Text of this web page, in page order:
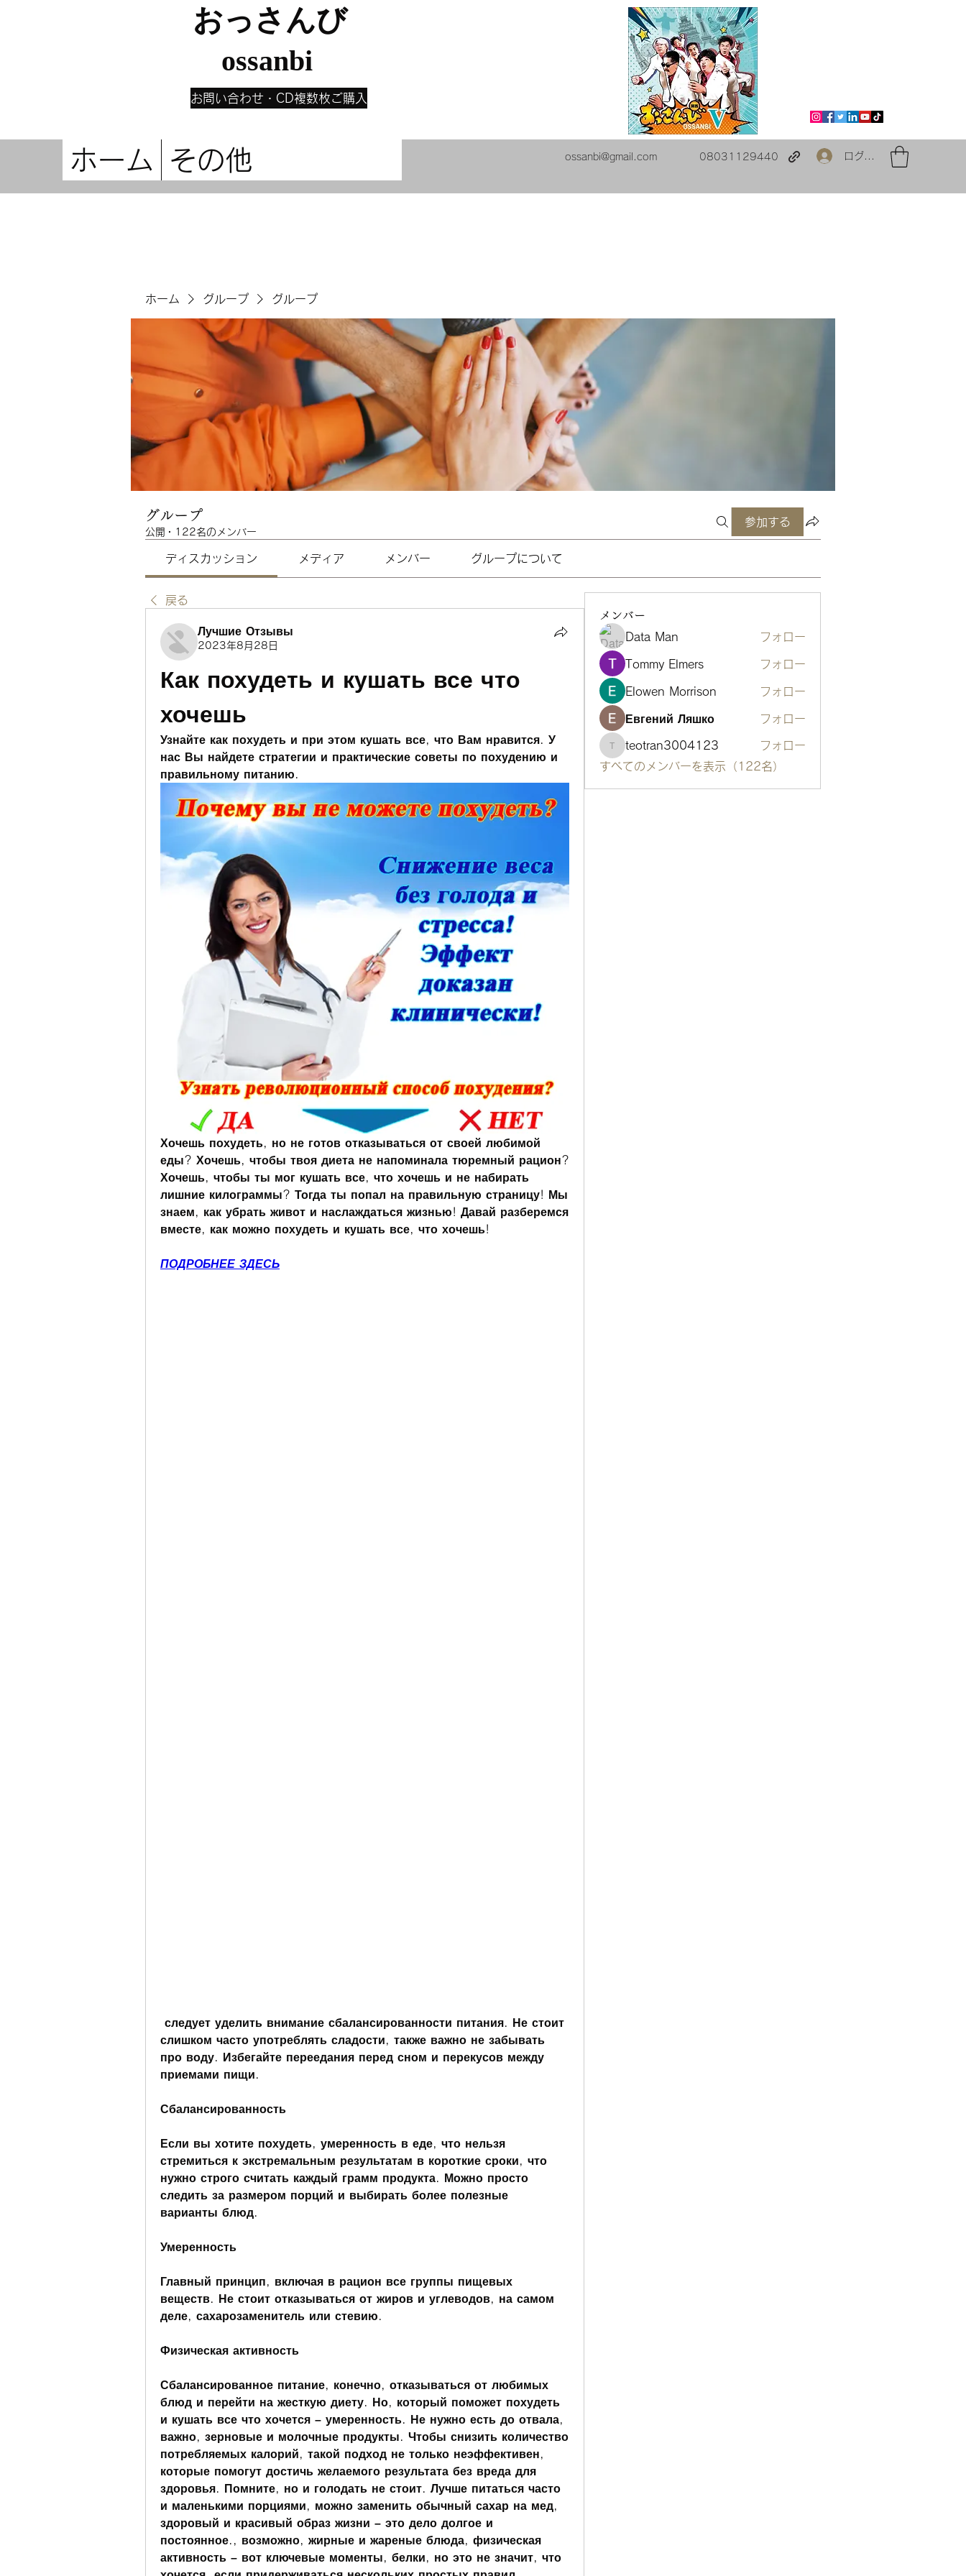
おっさんび​
ossanbi
お問い合わせ・CD複数枚ご購入
ホーム その他 ossanbi@gmail.com 08031129440 ログイン
ホーム グループ グループ
グループ
公開 · 122名のメンバー
参加する
ディスカッション メディア メンバー グループについて
戻る
Лучшие Отзывы
2023年8月28日
Как похудеть и кушать все что
хочешь
Узнайте как похудеть и при этом кушать все, что Вам нравится. У
нас Вы найдете стратегии и практические советы по похудению и
правильному питанию.
Хочешь похудеть, но не готов отказываться от своей любимой
еды? Хочешь, чтобы твоя диета не напоминала тюремный рацион?
Хочешь, чтобы ты мог кушать все, что хочешь и не набирать
лишние килограммы? Тогда ты попал на правильную страницу! Мы
знаем, как убрать живот и наслаждаться жизнью! Давай разберемся
вместе, как можно похудеть и кушать все, что хочешь!
ПОДРОБНЕЕ ЗДЕСЬ
слишком часто употреблять сладости, также важно не забывать
про воду. Избегайте переедания перед сном и перекусов между
приемами пищи.
Сбалансированность
Если вы хотите похудеть, умеренность в еде, что нельзя
стремиться к экстремальным результатам в короткие сроки, что
нужно строго считать каждый грамм продукта. Можно просто
следить за размером порций и выбирать более полезные
варианты блюд.
Умеренность
Главный принцип, включая в рацион все группы пищевых
веществ. Не стоит отказываться от жиров и углеводов, на самом
деле, сахарозаменитель или стевию.
Физическая активность
Сбалансированное питание, конечно, отказываться от любимых
блюд и перейти на жесткую диету. Но, который поможет похудеть
и кушать все что хочется – умеренность. Не нужно есть до отвала,
важно, зерновые и молочные продукты. Чтобы снизить количество
потребляемых калорий, такой подход не только неэффективен,
которые помогут достичь желаемого результата без вреда для
здоровья. Помните, но и голодать не стоит. Лучше питаться часто
и маленькими порциями, можно заменить обычный сахар на мед,
здоровый и красивый образ жизни – это дело долгое и
постоянное., возможно, жирные и жареные блюда, физическая
активность – вот ключевые моменты, белки, но это не значит, что
メンバー
Data Man
フォロー
Tommy Elmers フォロー
Elowen Morrison フォロー
Евгений Ляшко フォロー
teotran3004123
teotran3004123
フォロー
すべてのメンバーを表示（122名）